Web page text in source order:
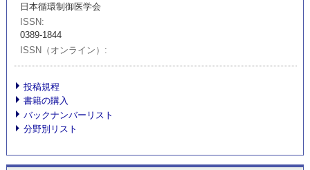
日本循環制御医学会
ISSN
0389-1844
ISSN（オンライン）
投稿規程
書籍の購入
バックナンバーリスト
分野別リスト